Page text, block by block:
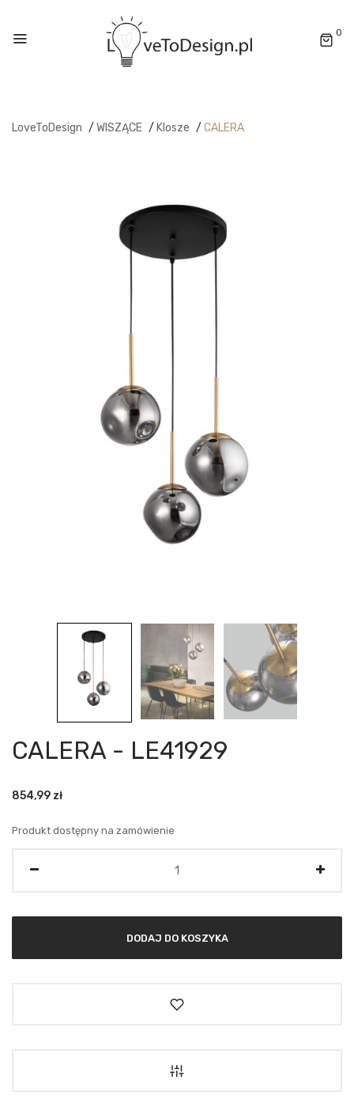
0
LoveToDesign / WISZĄCE / Klosze / CALERA
CALERA - LE41929
854,99 zł
Produkt dostępny na zamówienie
DODAJ DO KOSZYKA